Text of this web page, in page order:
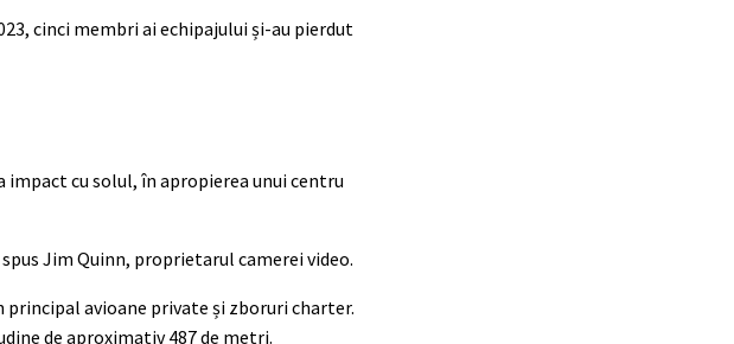
cinci membri ai echipajului și-au pierdut
impact cu solul, în apropierea unui centru
spus Jim Quinn, proprietarul camerei video.
avioane private și zboruri charter.
de aproximativ 487 de metri.